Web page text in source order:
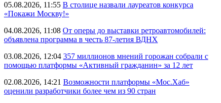
05.08.2026, 11:55 В столице назвали лауреатов конкурса
«Покажи Москву!»
04.08.2026, 11:08 От оперы до выставки ретроавтомобилей:
объявлена программа в честь 87-летия ВДНХ
03.08.2026, 12:04 357 миллионов мнений горожан собрали с
помощью платформы «Активный гражданин» за 12 лет
02.08.2026, 14:21 Возможности платформы «Мос.Хаб»
оценили разработчики более чем из 90 стран